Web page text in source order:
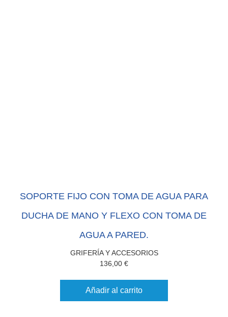
SOPORTE FIJO CON TOMA DE AGUA PARA
DUCHA DE MANO Y FLEXO CON TOMA DE
AGUA A PARED.
GRIFERÍA Y ACCESORIOS
136,00 €
Añadir al carrito